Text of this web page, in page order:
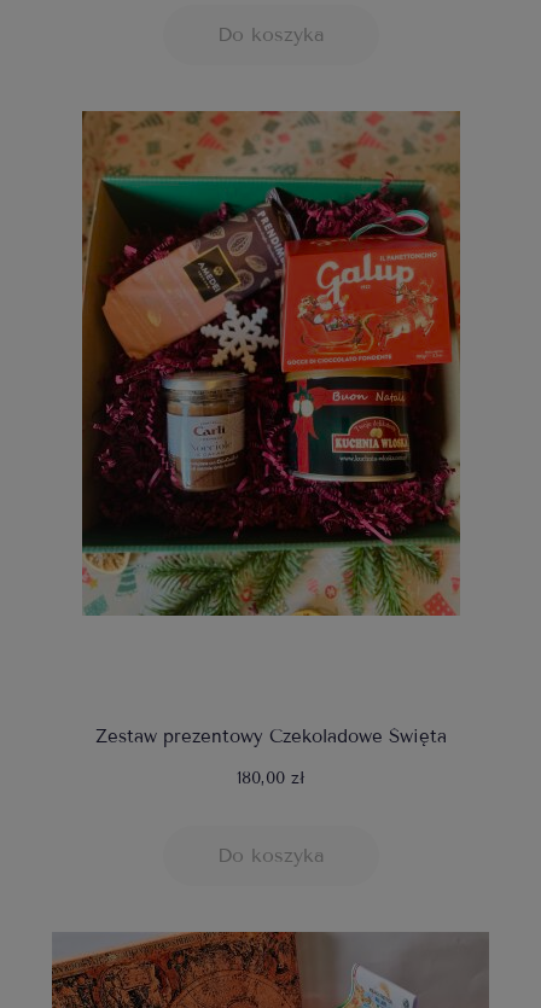
Do koszyka
Zestaw prezentowy Czekoladowe Święta
180,00 zł
Do koszyka